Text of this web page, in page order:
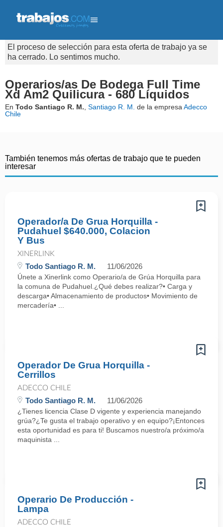
El proceso de selección para esta oferta de trabajo ya se
ha cerrado. Lo sentimos mucho.
Operarios/as De Bodega Full Time
Xd Am2 Quilicura - 680 Líquidos
En Todo Santiago R. M. Santiago R. M. de la empresa Adecco
Chile
También tenemos más ofertas de trabajo que te pueden
interesar
Operador/a De Grua Horquilla -
Pudahuel $640.000, Colacion
Y Bus
XINERLINK
Todo Santiago R. M. 11/06/2026
Únete a Xinerlink como Operario/a de Grúa Horquilla para
la comuna de Pudahuel.¿Qué debes realizar?• Carga y
descarga• Almacenamiento de productos• Movimiento de
mercadería• ...
Operador De Grua Horquilla -
Cerrillos
ADECCO CHILE
Todo Santiago R. M. 11/06/2026
¿Tienes licencia Clase D vigente y experiencia manejando
grúa?¿Te gusta el trabajo operativo y en equipo?¡Entonces
esta oportunidad es para ti! Buscamos nuestro/a próximo/a
maquinista ...
Operario De Producción -
Lampa
ADECCO CHILE